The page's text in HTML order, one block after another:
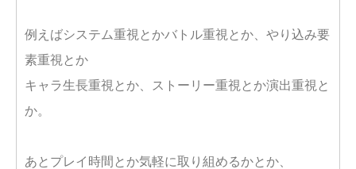
例えばシステム重視とかバトル重視とか、やり込み要
素重視とか
キャラ生長重視とか、ストーリー重視とか演出重視と
か。
あとプレイ時間とか気軽に取り組めるかとか、